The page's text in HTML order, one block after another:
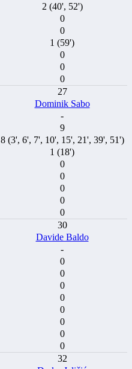
2 (40', 52')
0
0
1 (59')
0
0
0
27
Dominik Sabo
-
9
8 (3', 6', 7', 10', 15', 21', 39', 51')
1 (18')
0
0
0
0
0
30
Davide Baldo
-
0
0
0
0
0
0
0
0
32